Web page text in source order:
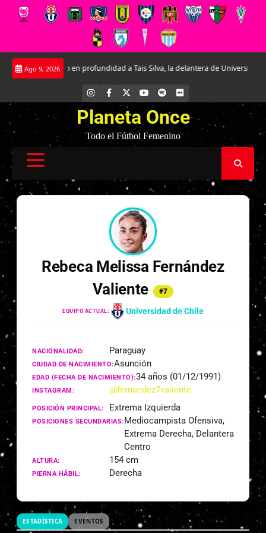
Saltar
Ago 9, 2026
Conociendo en profundidad a Tais Silva, la delantera de Universidad
INSTAGRAM
FACEBOOK YOUTUBE
SPOTIFYFLICKR
Planeta Once
Todo el Fútbol Femenino
Rebeca Melissa Fernández
Valiente
#7
EQUIPO ACTUAL: Universidad de Chile
NACIONALIDAD: Paraguay
CIUDAD DE NACIMIENTO:Asunción
EDAD (FECHA DE NACIMIENTO):34 años (01/12/1991)
INSTAGRAM: @fernandez7valiente
POSICIÓN PRINCIPAL: Extrema Izquierda
POSICIONES SECUNDARIAS:Mediocampista Ofensiva,
Extrema Derecha, Delantera
Centro
ALTURA: 154 cm
PIERNA HÁBIL: Derecha
ESTADÍSTICA EVENTOS